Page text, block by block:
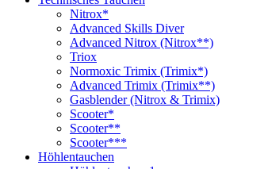
Nitrox*
Advanced Skills Diver
Advanced Nitrox (Nitrox**)
Triox
Normoxic Trimix (Trimix*)
Advanced Trimix (Trimix**)
Gasblender (Nitrox & Trimix)
Scooter*
Scooter**
Scooter***
Höhlentauchen